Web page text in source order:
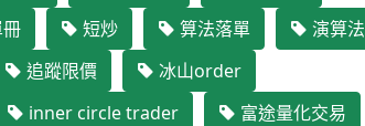
短炒 算法落單
演算法
追蹤限價
冰山order
inner circle trader
富途量化交易